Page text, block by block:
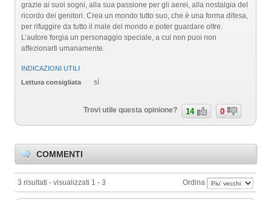
grazie ai suoi sogni, alla sua passione per gli aerei, alla nostalgia del
ricordo dei genitori. Crea un mondo tutto suo, che è una forma difesa,
per rifuggire da tutto il male del mondo e poter guardare oltre.
L’autore forgia un personaggio speciale, a cui non puoi non
affezionarti umanamente.
INDICAZIONI UTILI
Lettura consigliata
sì
Trovi utile questa opinione? 14 0
COMMENTI
3 risultati - visualizzati 1 - 3 Ordina